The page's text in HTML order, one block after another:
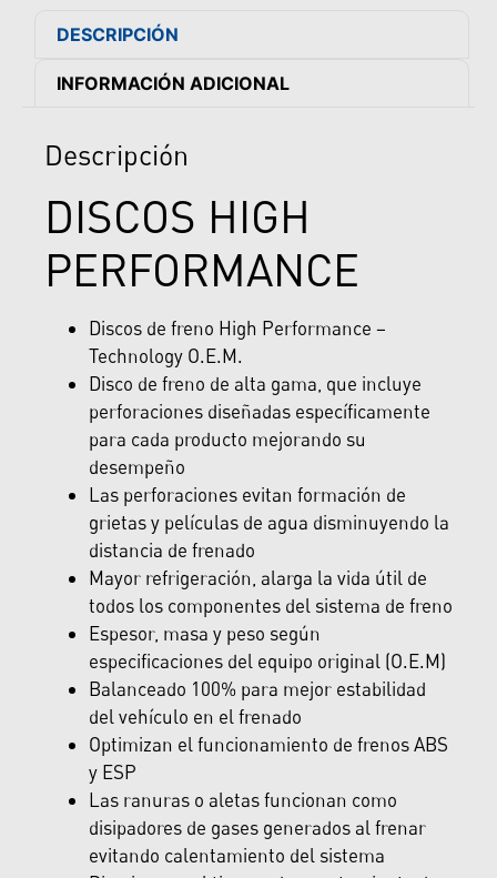
DESCRIPCIÓN
INFORMACIÓN ADICIONAL
Descripción
DISCOS HIGH
PERFORMANCE
Discos de freno High Performance –
Technology O.E.M.
Disco de freno de alta gama, que incluye
perforaciones diseñadas específicamente
para cada producto mejorando su
desempeño
Las perforaciones evitan formación de
grietas y películas de agua disminuyendo la
distancia de frenado
Mayor refrigeración, alarga la vida útil de
todos los componentes del sistema de freno
Espesor, masa y peso según
especificaciones del equipo original (O.E.M)
Balanceado 100% para mejor estabilidad
del vehículo en el frenado
Optimizan el funcionamiento de frenos ABS
y ESP
Las ranuras o aletas funcionan como
disipadores de gases generados al frenar
evitando calentamiento del sistema